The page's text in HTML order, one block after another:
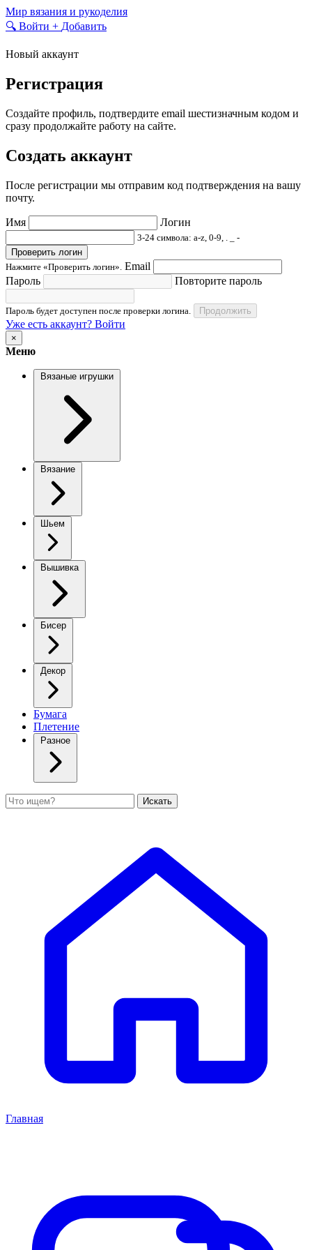
Skip
to
Мир вязания и рукоделия
🔍 Войти + Добавить
Новый аккаунт
Регистрация
Создайте профиль, подтвердите email шестизначным кодом и
сразу продолжайте работу на сайте.
Создать аккаунт
После регистрации мы отправим код подтверждения на вашу
почту.
Имя Логин
3-24 символа: a-z, 0-9, . _ -
Проверить логин
Нажмите «Проверить логин». Email
Пароль
Повторите пароль
Пароль будет доступен после проверки логина. Продолжить
Уже есть аккаунт? Войти
×
Меню
Вязаные игрушки
Вязание
Шьем
Вышивка
Бисер
Декор
Бумага
Плетение
Разное
Поиск Искать
Главная